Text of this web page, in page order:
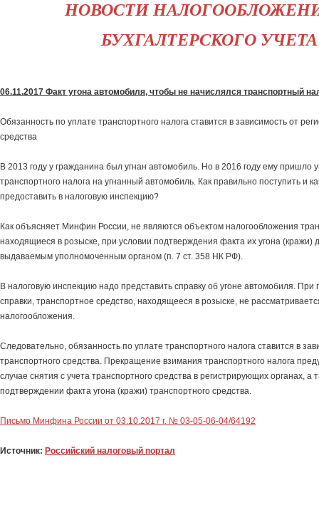
НОВОСТИ
БУХГАЛТЕРСКОГО УЧЕТА
06.11.2017 Факт угона автомобиля, чтобы не начислялся транспортный
Обязанность по уплате транспортного налога ставится в зависимость от
средства
В 2013 году у гражданина был угнан автомобиль. Но в 2016 году ему пришло
транспортного налога на угнанный автомобиль. Как правильно поступить и
предоставить в налоговую инспекцию?
Как объясняет Минфин России, не являются объектом налогообложения
находящиеся в розыске, при условии подтверждения факта их угона (кражи)
выдаваемым уполномоченным органом (п. 7 ст. 358 НК РФ).
В налоговую инспекцию надо представить справку об угоне автомобиля. При
справки, транспортное средство, находящееся в розыске, не
налогообложения.
Следовательно, обязанность по уплате транспортного налога ставится в
транспортного средства. Прекращение взимания транспортного налога
случае снятия с учета транспортного средства в регистрирующих органах, а
подтверждении факта угона (кражи) транспортного средства.
Письмо Минфина России от 03.10.2017 г. № 03-05-06-04/64192
Источник: Российский налоговый портал